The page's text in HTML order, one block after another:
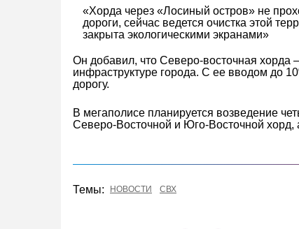
«Хорда через «Лосиный остров» не
дороги, сейчас ведется очистка этой
закрыта экологическими экранами»
Он добавил, что Северо-восточная
инфраструктуре города. С ее вводом до
дорогу.​
В мегаполисе планируется возведение
Северо-Восточной и Юго-Восточной
Темы: НОВОСТИ СВХ